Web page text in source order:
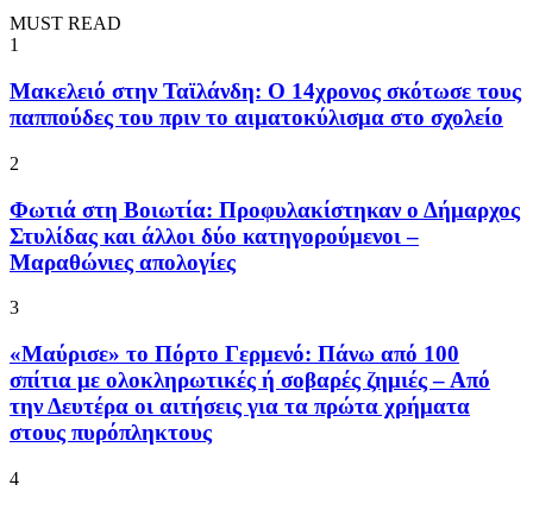
MUST READ
1
Μακελειό στην Ταϊλάνδη: Ο 14χρονος σκότωσε τους
παππούδες του πριν το αιματοκύλισμα στο σχολείο
2
Φωτιά στη Βοιωτία: Προφυλακίστηκαν ο Δήμαρχος
Στυλίδας και άλλοι δύο κατηγορούμενοι –
Μαραθώνιες απολογίες
3
«Μαύρισε» το Πόρτο Γερμενό: Πάνω από 100
σπίτια με ολοκληρωτικές ή σοβαρές ζημιές – Από
την Δευτέρα οι αιτήσεις για τα πρώτα χρήματα
στους πυρόπληκτους
4